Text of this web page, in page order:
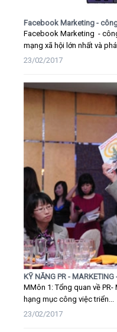
Facebook Marketing -
Facebook Marketing -
mạng xã hội lớn nhất và
23/02/2017
KỸ NĂNG PR - MARKETING
MMôn 1: Tổng quan về
hạng mục công việc triển...
23/02/2017